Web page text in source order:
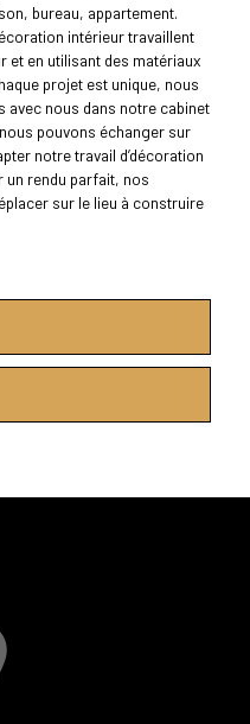
bureau, appartement.
intérieur travaillent
et en utilisant des matériaux
projet est unique, nous
avec nous dans notre cabinet
pouvons échanger sur
notre travail d’décoration
un rendu parfait, nos
sur le lieu à construire